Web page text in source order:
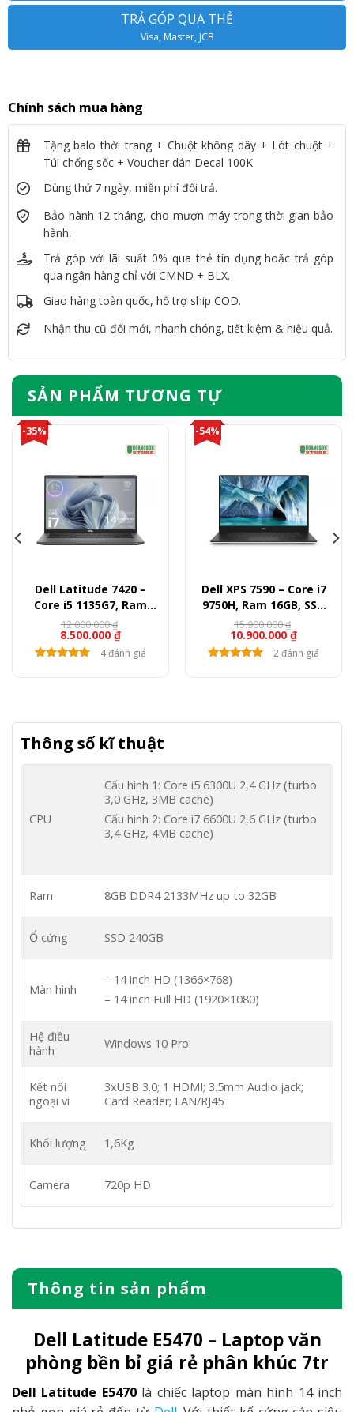
TRẢ GÓP QUA THẺ
Visa, Master, JCB
Chính sách mua hàng
Tặng balo thời trang + Chuột không dây + Lót chuột +
Túi chống sốc + Voucher dán Decal 100K
Dùng thử 7 ngày, miễn phí đổi trả.
Bảo hành 12 tháng, cho mượn máy trong thời gian bảo
hành.
Trả góp với lãi suất 0% qua thẻ tín dụng hoặc trả góp
qua ngân hàng chỉ với CMND + BLX.
Giao hàng toàn quốc, hỗ trợ ship COD.
Nhận thu cũ đổi mới, nhanh chóng, tiết kiệm & hiệu quả.
SẢN PHẨM TƯƠNG TỰ
-35%
Dell Latitude 7420 –
Core i5 1135G7, Ram
8GB, SSD 256GB, 14″
FullHD
8.500.000 ₫
12.000.000₫
4 đánh giá
-54%
Dell XPS 7590 – Core i7
9750H, Ram 16GB, SSD
512GB, Quadro GTX 1650,
15.6″ FullHD
10.900.000 ₫
15.900.000₫
2 đánh giá
Thông tin sản phẩm
Dell Latitude E5470 – Laptop văn
phòng bền bỉ giá rẻ phân khúc 7tr
Dell Latitude E5470là chiếc laptop màn hình 14 inch
Thông số kĩ thuật
CPU
Cấu hình 1: Core i5 6300U 2,4 GHz (turbo
3,0 GHz, 3MB cache)
Cấu hình 2: Core i7 6600U 2,6 GHz (turbo
3,4 GHz, 4MB cache)
Ram 8GB DDR4 2133MHz up to 32GB
Ổ cứng SSD 240GB
Màn hình
– 14 inch HD (1366×768)
– 14 inch Full HD (1920×1080)
Hệ điều
hành
Windows 10 Pro
Kết nối
ngoại vi
3xUSB 3.0; 1 HDMI; 3.5mm Audio jack;
Card Reader; LAN/RJ45
Khối lượng 1,6Kg
Camera 720p HD